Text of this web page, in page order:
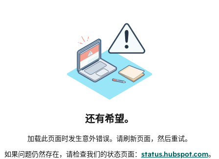
还有希望。
加载此页面时发生意外错误。请刷新页面，然后重试。
如果问题仍然存在，请检查我们的状态页面： status.hubspot.com。